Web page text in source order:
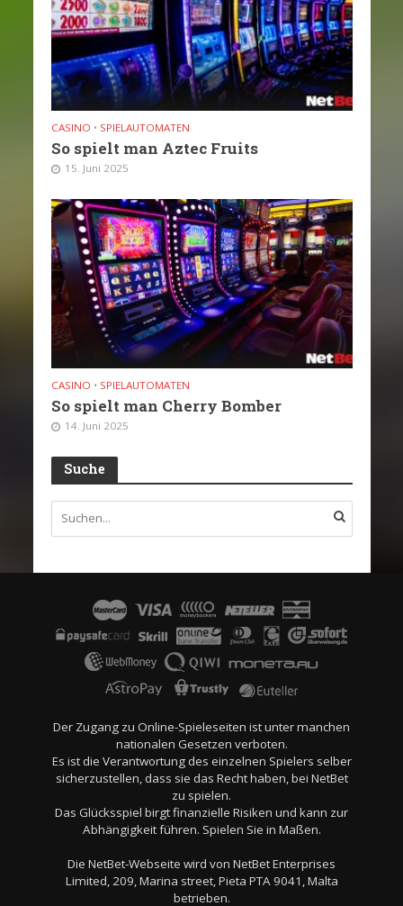
CASINO • SPIELAUTOMATEN
So spielt man Aztec Fruits
15. Juni 2025
CASINO • SPIELAUTOMATEN
So spielt man Cherry Bomber
14. Juni 2025
Suche
Der Zugang zu Online-Spieleseiten ist unter manchen
nationalen Gesetzen verboten.
Es ist die Verantwortung des einzelnen Spielers selber
sicherzustellen, dass sie das Recht haben, bei NetBet
zu spielen.
Das Glücksspiel birgt finanzielle Risiken und kann zur
Abhängigkeit führen. Spielen Sie in Maßen.
Die NetBet-Webseite wird von NetBet Enterprises
Limited, 209, Marina street, Pieta PTA 9041, Malta
betrieben.